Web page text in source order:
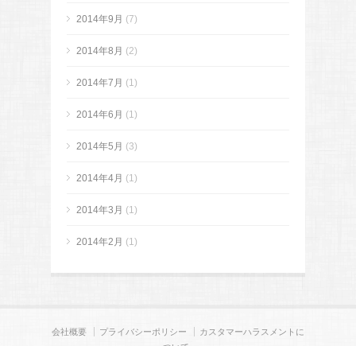
2014年9月 (7)
2014年8月 (2)
2014年7月 (1)
2014年6月 (1)
2014年5月 (3)
2014年4月 (1)
2014年3月 (1)
2014年2月 (1)
会社概要 プライバシーポリシー
カスタマーハラスメントに